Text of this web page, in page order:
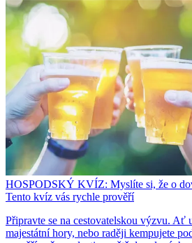
HOSPODSKÝ KVÍZ: Myslíte si, že o
Tento kvíz vás rychle prověří
Připravte se na cestovatelskou výzvu. Ať
majestátní hory, nebo raději kempujete